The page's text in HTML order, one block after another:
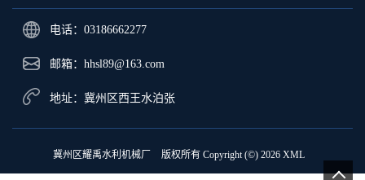
电话：03186662277
邮箱：hhsl89@163.com
地址：冀州区西王水泊张
冀州区耀禹水利机械厂 版权所有 Copyright (©) 2026 XML